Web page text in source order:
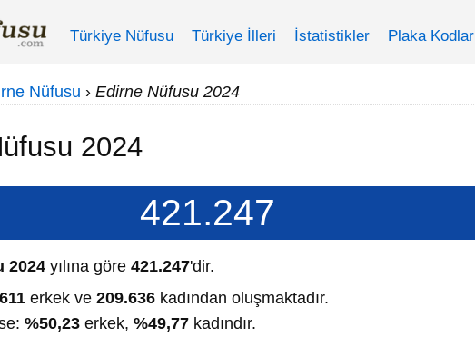
Türkiye Nüfusu Türkiye İlleri İstatistikler Plaka
Nüfusu › Edirne Nüfusu 2024
2024
421.247
2024 yılına göre 421.247'dir.
erkek ve 209.636 kadından oluşmaktadır.
%50,23 erkek, %49,77 kadındır.